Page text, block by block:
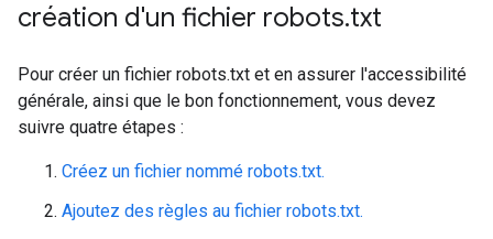
création d'un fichier robots.txt
Pour créer un fichier robots.txt et en assurer l'accessibilité
générale, ainsi que le bon fonctionnement, vous devez
suivre quatre étapes :
Créez un fichier nommé robots.txt.
Ajoutez des règles au fichier robots.txt.